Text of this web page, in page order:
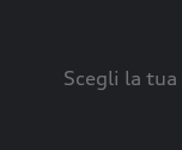
Scegli la tua